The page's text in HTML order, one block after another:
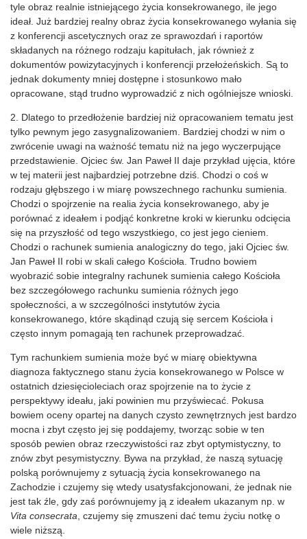
tyle obraz realnie istniejącego życia konsekrowanego, ile jego
ideał. Już bardziej realny obraz życia konsekrowanego wyłania się
z konferencji ascetycznych oraz ze sprawozdań i raportów
składanych na różnego rodzaju kapitułach, jak również z
dokumentów powizytacyjnych i konferencji przełożeńskich. Są to
jednak dokumenty mniej dostępne i stosunkowo mało
opracowane, stąd trudno wyprowadzić z nich ogólniejsze wnioski.
2. Dlatego to przedłożenie bardziej niż opracowaniem tematu jest
tylko pewnym jego zasygnalizowaniem. Bardziej chodzi w nim o
zwrócenie uwagi na ważność tematu niż na jego wyczerpujące
przedstawienie. Ojciec św. Jan Paweł II daje przykład ujęcia, które
w tej materii jest najbardziej potrzebne dziś. Chodzi o coś w
rodzaju głębszego i w miarę powszechnego rachunku sumienia.
Chodzi o spojrzenie na realia życia konsekrowanego, aby je
porównać z ideałem i podjąć konkretne kroki w kierunku odcięcia
się na przyszłość od tego wszystkiego, co jest jego cieniem.
Chodzi o rachunek sumienia analogiczny do tego, jaki Ojciec św.
Jan Paweł II robi w skali całego Kościoła. Trudno bowiem
wyobrazić sobie integralny rachunek sumienia całego Kościoła
bez szczegółowego rachunku sumienia różnych jego
społeczności, a w szczególności instytutów życia
konsekrowanego, które skądinąd czują się sercem Kościoła i
często innym pomagają ten rachunek przeprowadzać.
Tym rachunkiem sumienia może być w miarę obiektywna
diagnoza faktycznego stanu życia konsekrowanego w Polsce w
ostatnich dziesięcioleciach oraz spojrzenie na to życie z
perspektywy ideału, jaki powinien mu przyświecać. Pokusa
bowiem oceny opartej na danych czysto zewnętrznych jest bardzo
mocna i zbyt często jej się poddajemy, tworząc sobie w ten
sposób pewien obraz rzeczywistości raz zbyt optymistyczny, to
znów zbyt pesymistyczny. Bywa na przykład, że naszą sytuację
polską porównujemy z sytuacją życia konsekrowanego na
Zachodzie i czujemy się wtedy usatysfakcjonowani, że jednak nie
jest tak źle, gdy zaś porównujemy ją z ideałem ukazanym np. w
Vita consecrata , czujemy się zmuszeni dać temu życiu notkę o
wiele niższą.